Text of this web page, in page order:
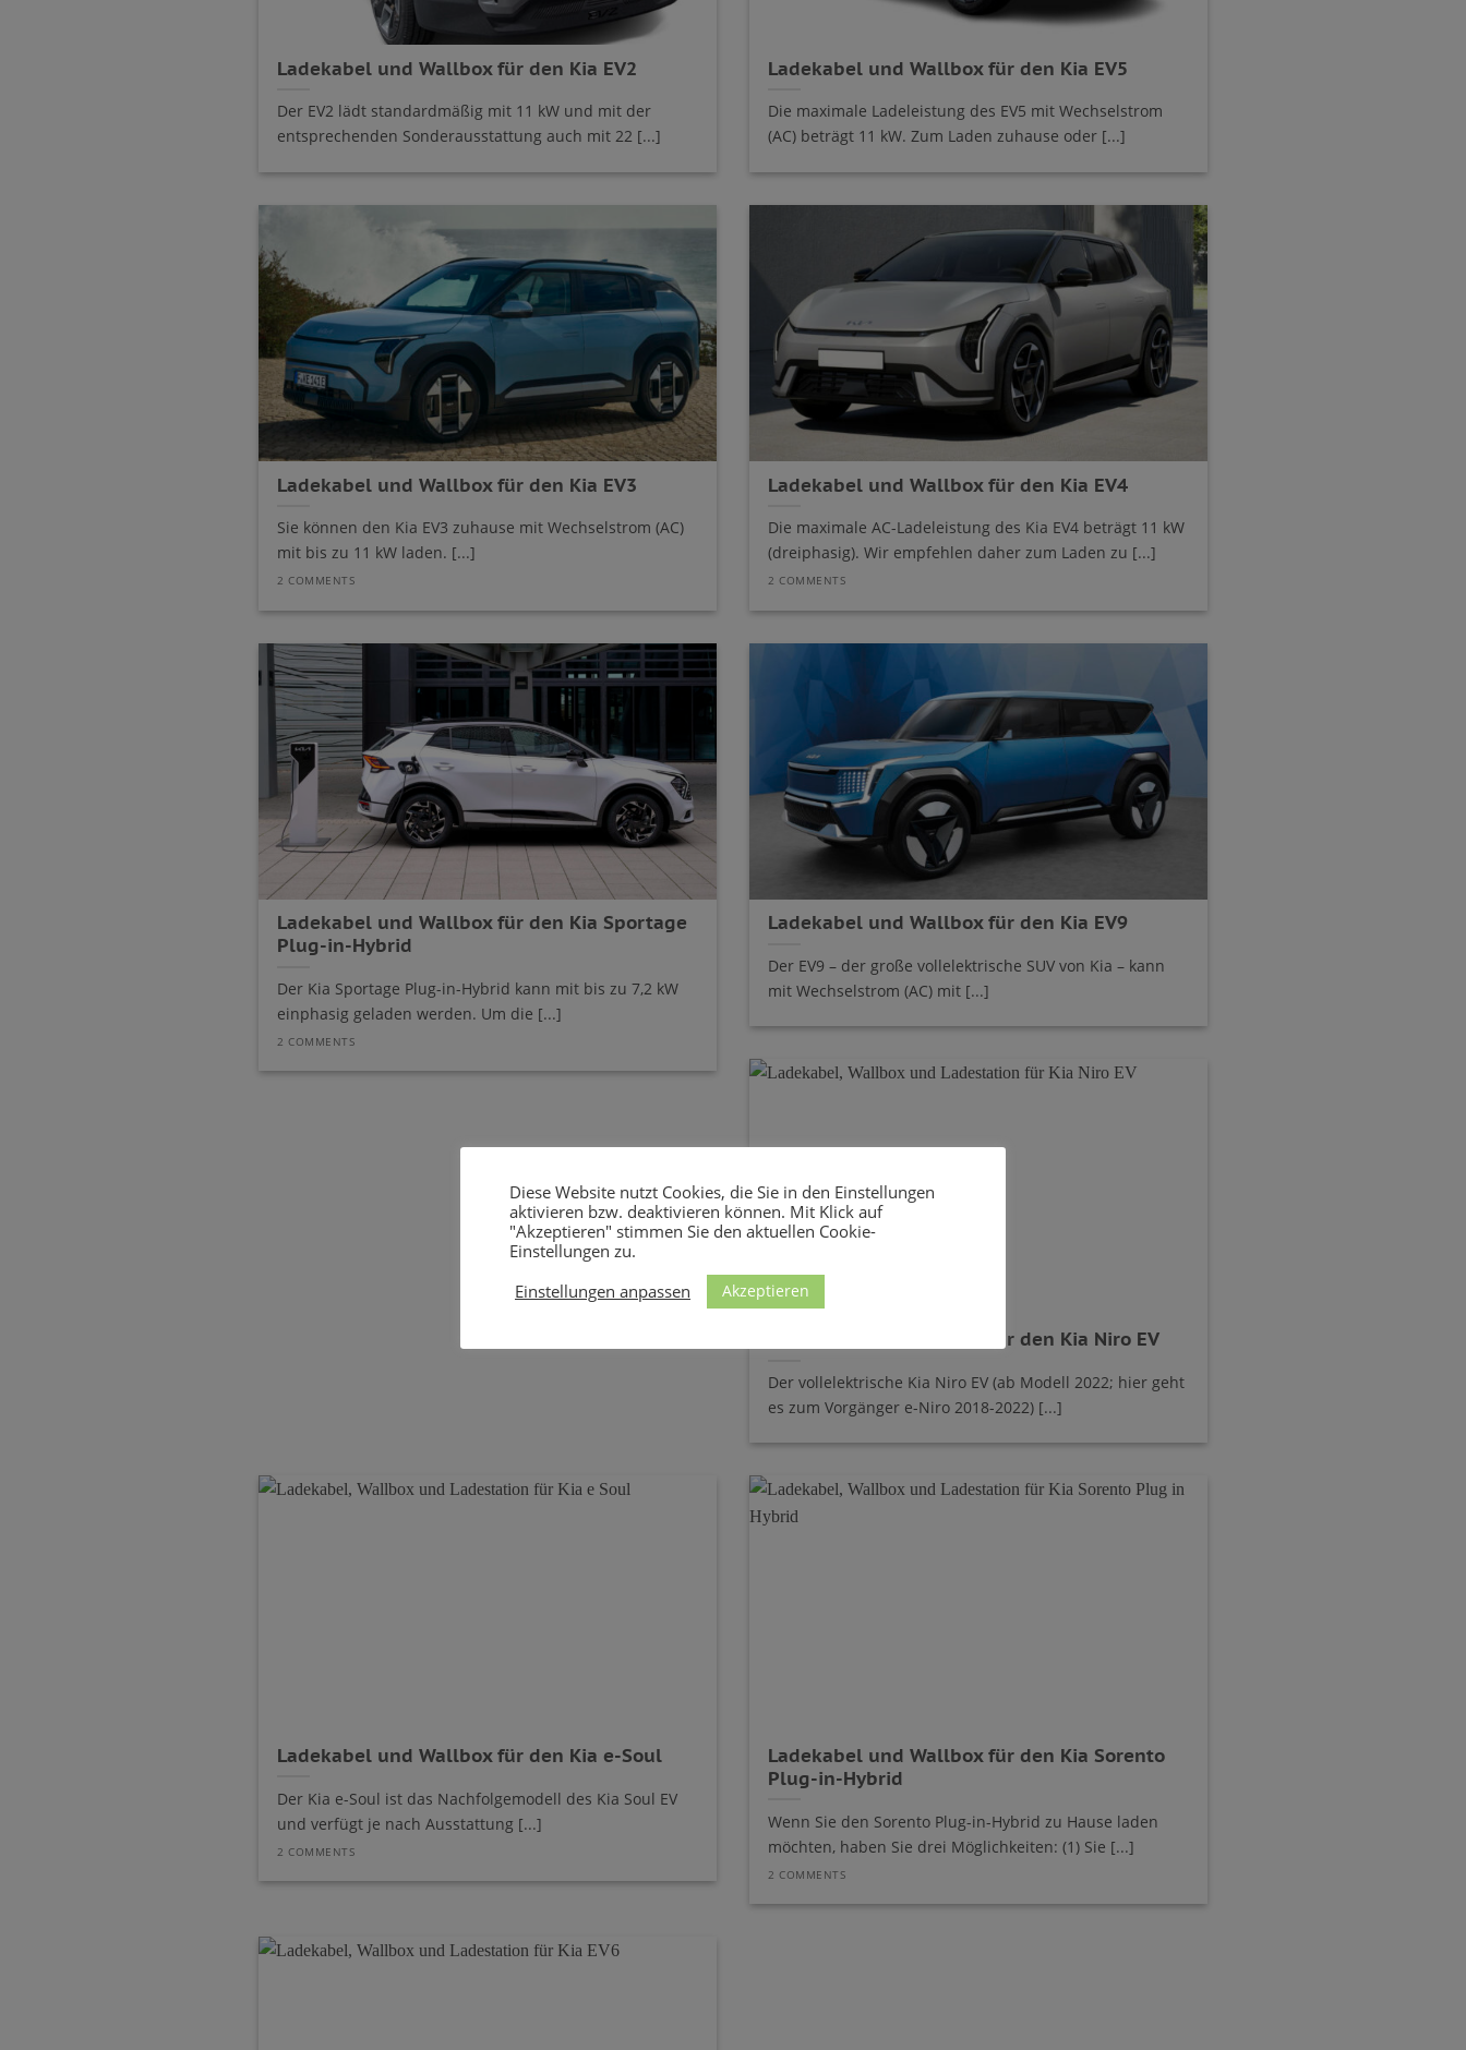
Ladekabel und Wallbox für den Kia EV2
Der EV2 lädt standardmäßig mit 11 kW und mit der
entsprechenden Sonderausstattung auch mit 22 [...]
Ladekabel und Wallbox für den Kia EV5
Die maximale Ladeleistung des EV5 mit Wechselstrom
(AC) beträgt 11 kW. Zum Laden zuhause oder [...]
Ladekabel und Wallbox für den Kia EV3
Sie können den Kia EV3 zuhause mit Wechselstrom (AC)
mit bis zu 11 kW laden. [...]
2 COMMENTS
Ladekabel und Wallbox für den Kia EV4
Die maximale AC-Ladeleistung des Kia EV4 beträgt 11 kW
(dreiphasig). Wir empfehlen daher zum Laden zu [...]
2 COMMENTS
Ladekabel und Wallbox für den Kia Sportage
Plug-in-Hybrid
Der Kia Sportage Plug-in-Hybrid kann mit bis zu 7,2 kW
einphasig geladen werden. Um die [...]
2 COMMENTS
Ladekabel und Wallbox für den Kia EV9
Der EV9 – der große vollelektrische SUV von Kia – kann
mit Wechselstrom (AC) mit [...]
Ladekabel und Wallbox für den Kia Niro EV
Der vollelektrische Kia Niro EV (ab Modell 2022; hier geht
es zum Vorgänger e-Niro 2018-2022) [...]
Ladekabel und Wallbox für den Kia e-Soul
Der Kia e-Soul ist das Nachfolgemodell des Kia Soul EV
und verfügt je nach Ausstattung [...]
2 COMMENTS
Ladekabel und Wallbox für den Kia Sorento
Plug-in-Hybrid
Wenn Sie den Sorento Plug-in-Hybrid zu Hause laden
möchten, haben Sie drei Möglichkeiten: (1) Sie [...]
2 COMMENTS
Diese Website nutzt Cookies, die Sie in den Einstellungen
aktivieren bzw. deaktivieren können. Mit Klick auf
"Akzeptieren" stimmen Sie den aktuellen Cookie-
Einstellungen zu.
Einstellungen anpassen
Akzeptieren